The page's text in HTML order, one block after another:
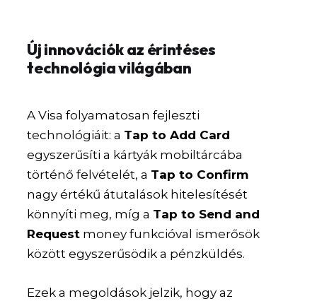
Új innovációk az érintéses
technológia világában
A Visa folyamatosan fejleszti
technológiáit: a Tap to Add Card
egyszerűsíti a kártyák mobiltárcába
történő felvételét, a Tap to Confirm
nagy értékű átutalások hitelesítését
könnyíti meg, míg a Tap to Send and
Request money funkcióval ismerősök
között egyszerűsödik a pénzküldés.
Ezek a megoldások jelzik, hogy az